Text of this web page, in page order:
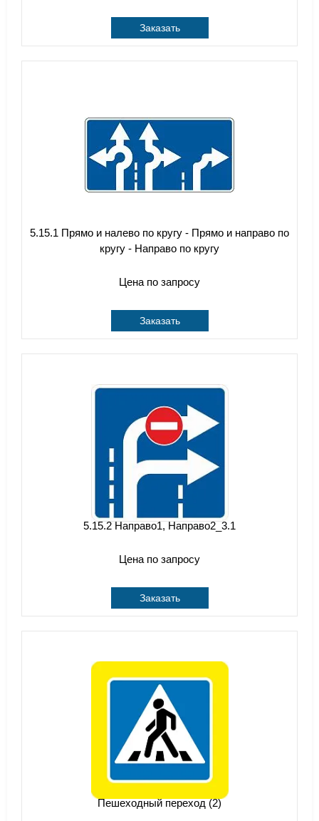
Заказать
5.15.1 Прямо и налево по кругу - Прямо и направо по
кругу - Направо по кругу
Цена по запросу
Заказать
5.15.2 Направо1, Направо2_3.1
Цена по запросу
Заказать
Пешеходный переход (2)